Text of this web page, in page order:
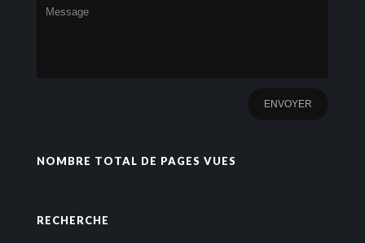
NOMBRE TOTAL DE PAGES VUES
RECHERCHE